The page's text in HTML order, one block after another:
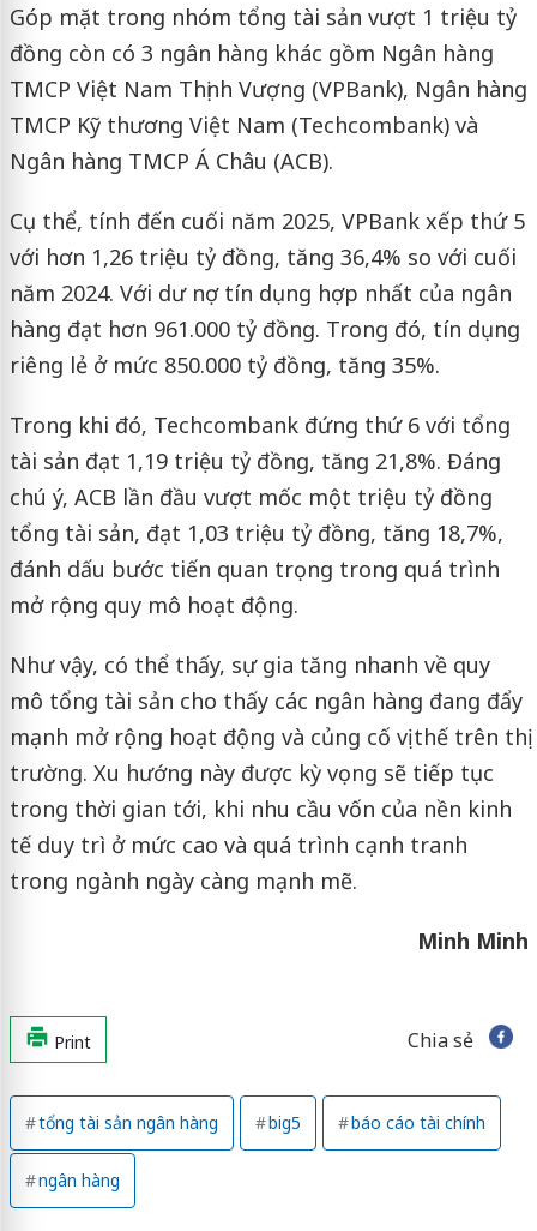
Góp mặt trong nhóm tổng tài sản vượt 1 triệu tỷ
đồng còn có 3 ngân hàng khác gồm Ngân hàng
TMCP Việt Nam Thịnh Vượng (VPBank), Ngân hàng
TMCP Kỹ thương Việt Nam (Techcombank) và
Ngân hàng TMCP Á Châu (ACB).
Cụ thể, tính đến cuối năm 2025, VPBank xếp thứ 5
với hơn 1,26 triệu tỷ đồng, tăng 36,4% so với cuối
năm 2024. Với dư nợ tín dụng hợp nhất của ngân
hàng đạt hơn 961.000 tỷ đồng. Trong đó, tín dụng
riêng lẻ ở mức 850.000 tỷ đồng, tăng 35%.
Trong khi đó, Techcombank đứng thứ 6 với tổng
tài sản đạt 1,19 triệu tỷ đồng, tăng 21,8%. Đáng
chú ý, ACB lần đầu vượt mốc một triệu tỷ đồng
tổng tài sản, đạt 1,03 triệu tỷ đồng, tăng 18,7%,
đánh dấu bước tiến quan trọng trong quá trình
mở rộng quy mô hoạt động.
Như vậy, có thể thấy, sự gia tăng nhanh về quy
mô tổng tài sản cho thấy các ngân hàng đang đẩy
mạnh mở rộng hoạt động và củng cố vị thế trên thị
trường. Xu hướng này được kỳ vọng sẽ tiếp tục
trong thời gian tới, khi nhu cầu vốn của nền kinh
tế duy trì ở mức cao và quá trình cạnh tranh
trong ngành ngày càng mạnh mẽ.
Minh Minh
Print Chia sẻ
tổng tài sản ngân hàng big5 báo cáo tài chính
ngân hàng